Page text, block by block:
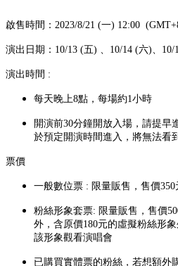
啟售時間：2023/8/21 (一) 12:00
演出日期：10/13 (五) 、10/14 (六)、10/
演出時間 :
每天晚上8點，每場約1小時
開演前30分鐘開放入場，請提早
於預定開演時間進入，將無法看
票價
一般數位票 : 限量販售，售價350
粉絲形象套票: 限量販售，售價
外，含原價180元的虛擬粉絲形
該形象觀看演唱會
已購買實體票的粉絲，若想額外